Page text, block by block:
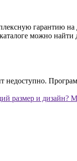
гарантию на
можно найти
недоступно.
размер и дизайн?